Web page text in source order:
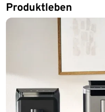
Produktleben